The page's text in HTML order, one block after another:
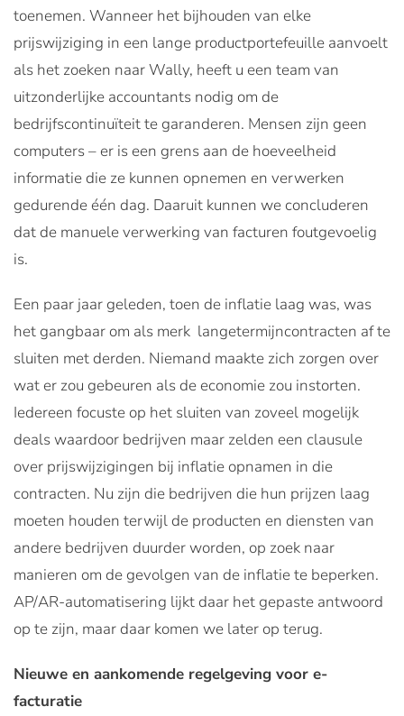
toenemen. Wanneer het bijhouden van elke
prijswijziging in een lange productportefeuille aanvoelt
als het zoeken naar Wally, heeft u een team van
uitzonderlijke accountants nodig om de
bedrijfscontinuïteit te garanderen. Mensen zijn geen
computers – er is een grens aan de hoeveelheid
informatie die ze kunnen opnemen en verwerken
gedurende één dag. Daaruit kunnen we concluderen
dat de manuele verwerking van facturen foutgevoelig
is.
Een paar jaar geleden, toen de inflatie laag was, was
het gangbaar om als merk langetermijncontracten af te
sluiten met derden. Niemand maakte zich zorgen over
wat er zou gebeuren als de economie zou instorten.
Iedereen focuste op het sluiten van zoveel mogelijk
deals waardoor bedrijven maar zelden een clausule
over prijswijzigingen bij inflatie opnamen in die
contracten. Nu zijn die bedrijven die hun prijzen laag
moeten houden terwijl de producten en diensten van
andere bedrijven duurder worden, op zoek naar
manieren om de gevolgen van de inflatie te beperken.
AP/AR-automatisering lijkt daar het gepaste antwoord
op te zijn, maar daar komen we later op terug.
Nieuwe en aankomende regelgeving voor e-
facturatie